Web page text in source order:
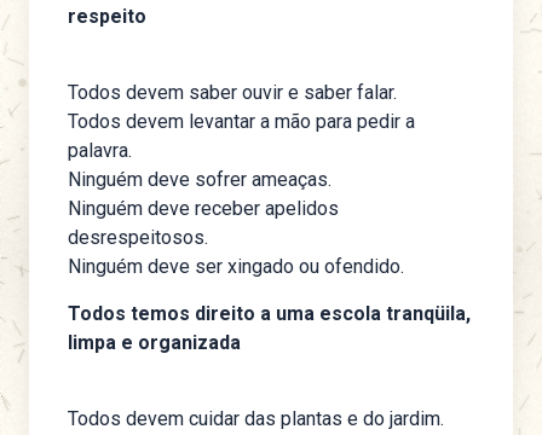
respeito
Todos devem saber ouvir e saber falar.
Todos devem levantar a mão para pedir a
palavra.
Ninguém deve sofrer ameaças.
Ninguém deve receber apelidos
desrespeitosos.
Ninguém deve ser xingado ou ofendido.
Todos temos direito a uma escola tranqüila,
limpa e organizada
Todos devem cuidar das plantas e do jardim.